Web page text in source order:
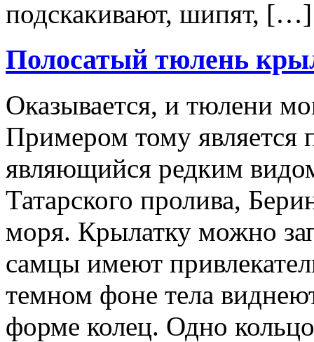
подскакивают, шипят, […]
Полосатый тюлень
Оказывается, и тюлени
Примером тому является
являющийся редким
Татарского пролива,
моря. Крылатку можно
самцы имеют
темном фоне тела
форме колец. Одно